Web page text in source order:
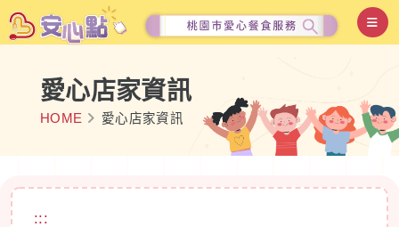
愛心店家資訊
HOME 愛心店家資訊
:::